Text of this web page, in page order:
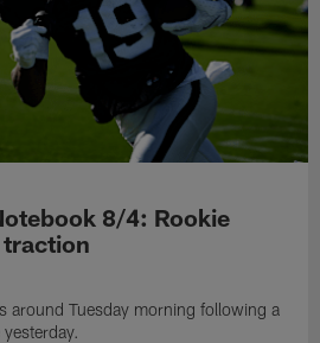
8/4: Rookie
around Tuesday morning following a